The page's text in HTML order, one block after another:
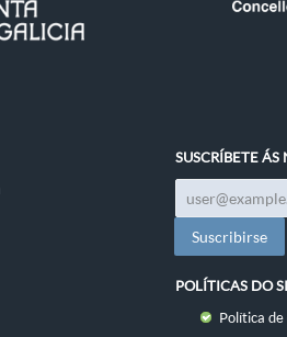
SUSCRÍBETE ÁS
POLÍTICAS DO
Política de